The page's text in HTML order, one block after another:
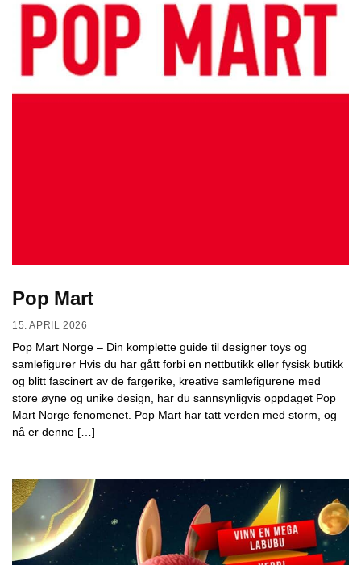
Pop Mart
15. APRIL 2026
Pop Mart Norge – Din komplette guide til designer toys og
samlefigurer Hvis du har gått forbi en nettbutikk eller fysisk butikk
og blitt fascinert av de fargerike, kreative samlefigurene med
store øyne og unike design, har du sannsynligvis oppdaget Pop
Mart Norge fenomenet. Pop Mart har tatt verden med storm, og
nå er denne […]